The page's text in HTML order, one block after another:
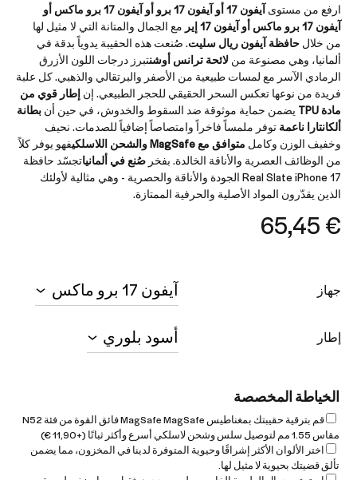
ارفع من مستوى
آيفون 17 أو آيفون 17 برو أو آيفون 17 برو ماكس أو
آيفون 17 برو ماكس أو آيفون 17 إير
مع الجمال والمتانة التي لا مثيل لها
من خلال حافظة آيفون ريال سليت. صُنعت هذه الحقيبة يدوياً بدقة في
ألمانيا، وهي مصنوعة من لائحة ترانس أوشنتبرز درجات اللون الأزرق
الرمادي الآسر مع لمسات طبيعية من الأصفر والبرتقالي والذهبي. كل علبة
فريدة من نوعها تعكس السحر الحقيقي للحجر الطبيعي. إن إطار قوي من
مادة TPU
يضمن حماية موثوقة ضد السقوط والخدوش، في حين أن بطانة
ألكانتارا ناعمة توفر ملمساً فاخراً وامتصاصاً إضافياً للصدمات. نحيف
وخفيف الوزن وكامل متوافق مع MagSafe والشحن اللاسلكي
فهو يوفر كلاً
من الوظائف العصرية والأناقة الخالدة. بفخر صُنع في ألمانياتجسّد حافظة
Real Slate iPhone 17 الجودة والأناقة والحصرية - وهي مثالية لأولئك
الذين يقدّرون المواد الأصلية والحرفية الممتازة.
65,45 €
جهاز
إطار
الخياطة المخصصة
قم بترقية حقيبتك بمغناطيس MagSafe MagSafe فائق القوة من فئة N52
مقاس 1.55 مم لتوصيل سلس وشحن لاسلكي أسرع وأكثر ثباتًا
(+
11,90
€
)
اختر الألوان الأكثر إشراقًا وحيوية المتوفرة لدينا في المخزون، مما يضمن
تألق قضيتك بحيوية لا مثيل لها.